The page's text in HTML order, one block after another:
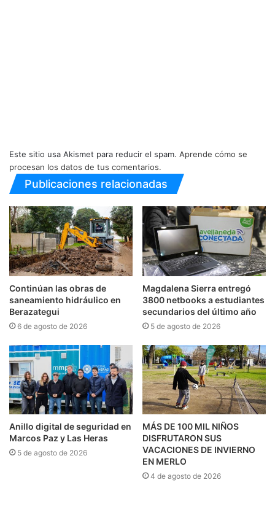
Este sitio usa Akismet para reducir el spam. Aprende cómo se
procesan los datos de tus comentarios.
Publicaciones relacionadas
Continúan las obras de
saneamiento hidráulico en
Berazategui
6 de agosto de 2026
Magdalena Sierra entregó
3800 netbooks a estudiantes
secundarios del último año
5 de agosto de 2026
Anillo digital de seguridad en
Marcos Paz y Las Heras
5 de agosto de 2026
MÁS DE 100 MIL NIÑOS
DISFRUTARON SUS
VACACIONES DE INVIERNO
EN MERLO
4 de agosto de 2026